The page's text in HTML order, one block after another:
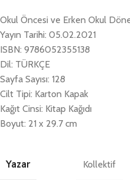
Okul Öncesi ve Erken Okul
Yayın Tarihi: 05.02.2021
ISBN: 9786052355138
Dil: TÜRKÇE
Sayfa Sayısı: 128
Cilt Tipi: Karton Kapak
Kağıt Cinsi: Kitap Kağıdı
Boyut: 21 x 29.7 cm
Yazar Kollektif